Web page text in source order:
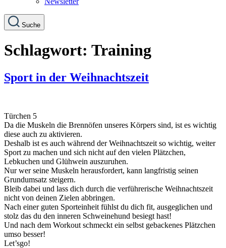
Suche
Schlagwort: Training
Sport in der Weihnachtszeit
Türchen 5
Da die Muskeln die Brennöfen unseres Körpers sind, ist es wichtig
diese auch zu aktivieren.
Deshalb ist es auch während der Weihnachtszeit so wichtig, weiter
Sport zu machen und sich nicht auf den vielen Plätzchen,
Lebkuchen und Glühwein auszuruhen.
Nur wer seine Muskeln herausfordert, kann langfristig seinen
Grundumsatz steigern.
Bleib dabei und lass dich durch die verführerische Weihnachtszeit
nicht von deinen Zielen abbringen.
Nach einer guten Sporteinheit fühlst du dich fit, ausgeglichen und
stolz das du den inneren Schweinehund besiegt hast!
Und nach dem Workout schmeckt ein selbst gebackenes Plätzchen
umso besser!
Let’sgo!